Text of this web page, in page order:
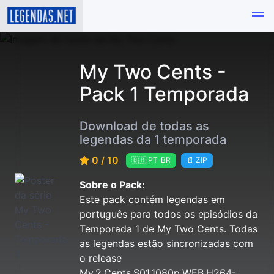
My Two Cents -
Pack 1 Temporada
Download de todas as
legendas da 1 temporada
0 / 10 🇧🇷 PT-BR 📄 ZIP
Sobre o Pack:
Este pack contém legendas em
português para todos os episódios da
Temporada 1 de My Two Cents. Todas
as legendas estão sincronizadas com
o release